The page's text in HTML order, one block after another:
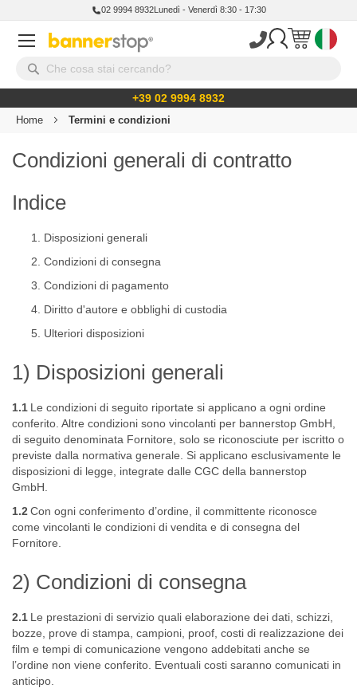
02 9994 8932Lunedì - Venerdì 8:30 - 17:30
+39 02 9994 8932
Home Termini e condizioni
Condizioni generali di contratto
Indice
Disposizioni generali
Condizioni di consegna
Condizioni di pagamento
Diritto d'autore e obblighi di custodia
Ulteriori disposizioni
1) Disposizioni generali
1.1 Le condizioni di seguito riportate si applicano a ogni ordine
conferito. Altre condizioni sono vincolanti per bannerstop GmbH,
di seguito denominata Fornitore, solo se riconosciute per iscritto o
previste dalla normativa generale. Si applicano esclusivamente le
disposizioni di legge, integrate dalle CGC della bannerstop
GmbH.
1.2 Con ogni conferimento d’ordine, il committente riconosce
come vincolanti le condizioni di vendita e di consegna del
Fornitore.
2) Condizioni di consegna
2.1 Le prestazioni di servizio quali elaborazione dei dati, schizzi,
bozze, prove di stampa, campioni, proof, costi di realizzazione dei
film e tempi di comunicazione vengono addebitati anche se
l’ordine non viene conferito. Eventuali costi saranno comunicati in
anticipo.